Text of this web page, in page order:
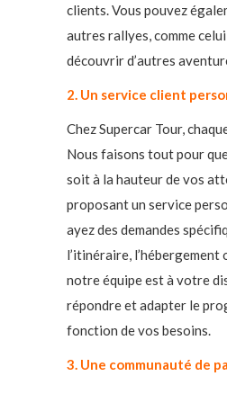
clients. Vous pouvez
autres rallyes, comme
découvrir d’autres
2. Un service client
Chez Supercar Tour,
Nous faisons tout pour
soit à la hauteur de vos
proposant un service
ayez des demandes
l’itinéraire, l’hébergement
notre équipe est à votre
répondre et adapter le
fonction de vos besoins.
3. Une communauté de